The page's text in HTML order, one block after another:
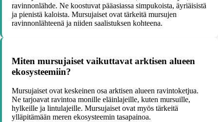
ravinnonlähde. Ne koostuvat pääasiassa simpukoista, äyriäisistä
ja pienistä kaloista. Mursujaiset ovat tärkeitä mursujen
ravinnonlähteenä ja niiden saalistuksen kohteena.
Miten mursujaiset vaikuttavat arktisen alueen
ekosysteemiin?
Mursujaiset ovat keskeinen osa arktisen alueen ravintoketjua.
Ne tarjoavat ravintoa monille eläinlajeille, kuten mursuille,
hylkeille ja lintulajeille. Mursujaiset ovat myös tärkeitä
ylläpitämään meren ekosysteemin tasapainoa.